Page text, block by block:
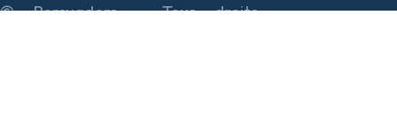
© Persuaders - Tous droits